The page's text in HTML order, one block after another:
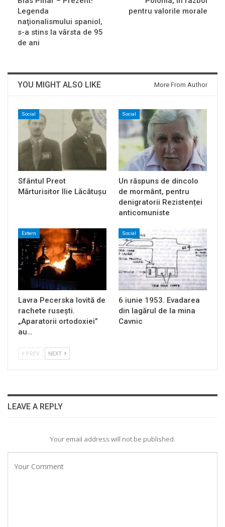
Legenda
naţionalismului spaniol,
s-a stins la vârsta de 95
de ani
pentru valorile morale
YOU MIGHT ALSO LIKE More From Author
Social
Sfântul Preot
Mărturisitor Ilie Lăcătușu
Social
Un răspuns de dincolo
de mormânt, pentru
denigratorii Rezistenței
anticomuniste
Extern
Lavra Pecerska lovită de
rachete rusești.
„Aparatorii ortodoxiei”
au…
Social
6 iunie 1953. Evadarea
din lagărul de la mina
Cavnic
PREV NEXT
LEAVE A REPLY
Your email address will not be published.